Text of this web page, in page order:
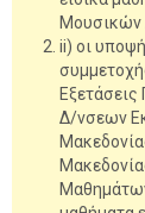
Μουσικών
ii) οι
Δ/νσεων